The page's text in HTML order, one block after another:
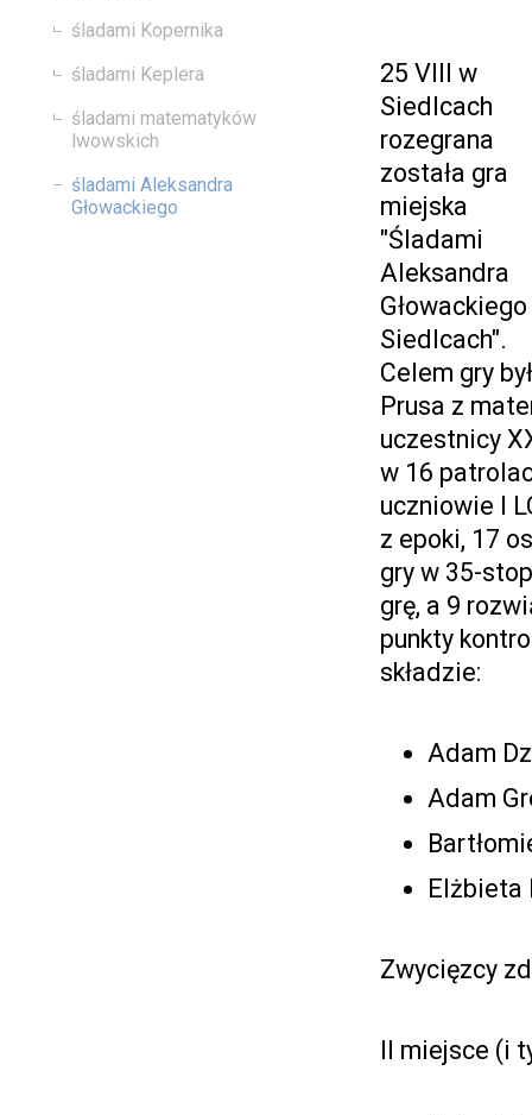
śladami Kopernika
śladami Keplera
śladami matematyków
lwowskich
śladami Aleksandra
Głowackiego
25 VIII w
Siedlcach
rozegrana
została gra
miejska
"Śladami
Aleksandra
Siedlcach".
Celem gry
Prusa z
uczestnicy
w 16
uczniowie I
z epoki, 17
gry w 35-
grę, a 9
punkty
składzie:
Adam
Adam
Elżbieta
Zwycięzcy
II miejsce (i